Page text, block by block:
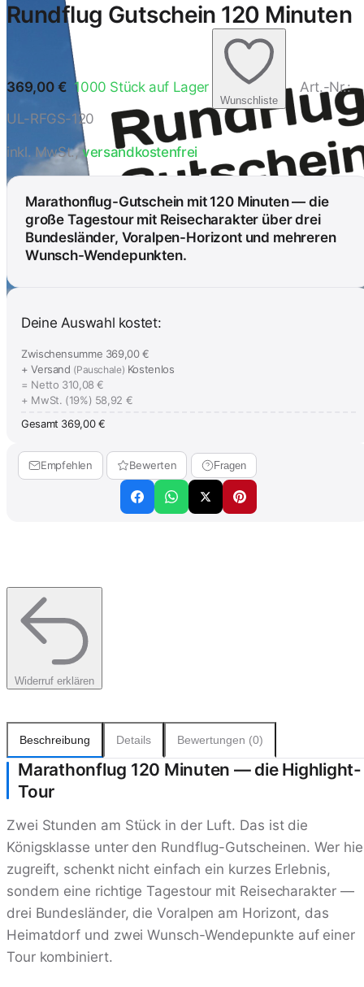
Rundflug Gutschein 120 Minuten
369,00€ 1000 Stück auf Lager
Wunschliste
Art.-Nr.:
UL-RFGS-120
inkl. MwSt.,versandkostenfrei
Marathonflug-Gutschein mit 120 Minuten — die
große Tagestour mit Reisecharakter über drei
Bundesländer, Voralpen-Horizont und mehreren
Wunsch-Wendepunkten.
Deine Auswahl kostet:
Zwischensumme 369,00 €
+ Versand (Pauschale) Kostenlos
= Netto 310,08 €
+ MwSt. (19%) 58,92 €
Gesamt 369,00 €
Empfehlen Bewerten Fragen
Widerruf erklären
Beschreibung Details Bewertungen (0)
Marathonflug 120 Minuten — die Highlight-
Tour
Zwei Stunden am Stück in der Luft. Das ist die
Königsklasse unter den Rundflug-Gutscheinen. Wer
zugreift, schenkt nicht einfach ein kurzes Erlebnis,
sondern eine richtige Tagestour mit Reisecharakter —
drei Bundesländer, die Voralpen am Horizont, das
Heimatdorf und zwei Wunsch-Wendepunkte auf einer
Tour kombiniert.